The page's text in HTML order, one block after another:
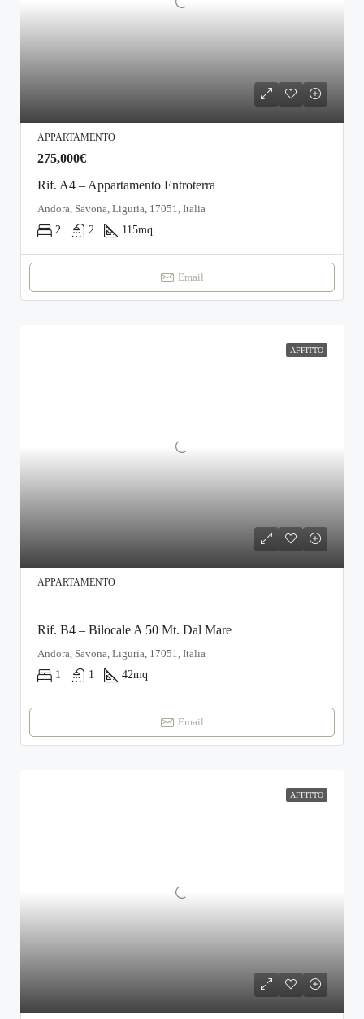
APPARTAMENTO
275,000€
Rif. A4 – Appartamento Entroterra
Andora, Savona, Liguria, 17051, Italia
2
2 115mq
Email
AFFITTO
APPARTAMENTO
Rif. B4 – Bilocale A 50 Mt. Dal Mare
Andora, Savona, Liguria, 17051, Italia
1
1 42mq
Email
AFFITTO